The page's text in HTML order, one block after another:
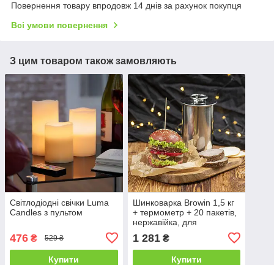
Повернення товару впродовж 14 днів за рахунок покупця
Всі умови повернення
З цим товаром також замовляють
Світлодіодні свічки Luma
Candles з пультом
476 ₴ 529 ₴
Купити
Шинковарка Browin 1,5 кг
+ термометр + 20 пакетів,
нержавійка, для
1 281₴
Купити